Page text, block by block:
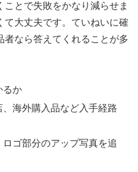
とで失敗をかなり減らせま
大丈夫です。ていねいに確
なら答えてくれることが多
るか
海外購入品など入手経路
ゴ部分のアップ写真を追